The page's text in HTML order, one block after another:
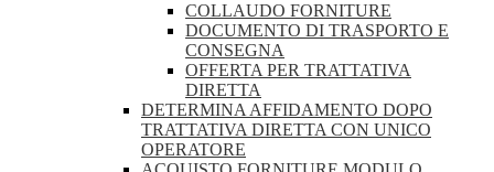
COLLAUDO FORNITURE
DOCUMENTO DI TRASPORTO E
CONSEGNA
OFFERTA PER TRATTATIVA
DIRETTA
DETERMINA AFFIDAMENTO DOPO
TRATTATIVA DIRETTA CON UNICO
OPERATORE